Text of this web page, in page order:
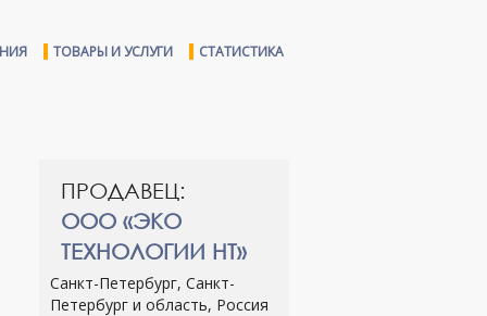
ТОВАРЫ И УСЛУГИ СТАТИСТИКА
ПРОДАВЕЦ:
ООО «ЭКО
ТЕХНОЛОГИИ НТ»
Санкт-Петербург, Санкт-
Петербург и область, Россия